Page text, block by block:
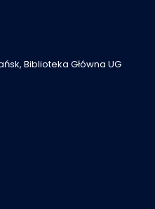
Biblioteka Główna UG